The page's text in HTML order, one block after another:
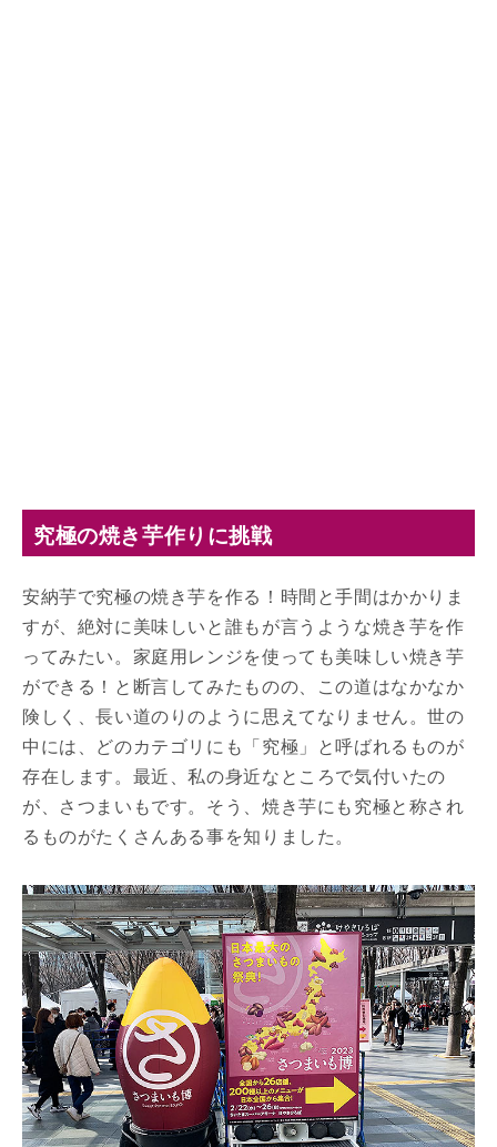
究極の焼き芋作りに挑戦
安納芋で究極の焼き芋を作る！時間と手間はかかりま
すが、絶対に美味しいと誰もが言うような焼き芋を作
ってみたい。家庭用レンジを使っても美味しい焼き芋
ができる！と断言してみたものの、この道はなかなか
険しく、長い道のりのように思えてなりません。世の
中には、どのカテゴリにも「究極」と呼ばれるものが
存在します。最近、私の身近なところで気付いたの
が、さつまいもです。そう、焼き芋にも究極と称され
るものがたくさんある事を知りました。